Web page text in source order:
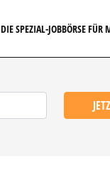
DIE SPEZIAL-JOBBÖRSE